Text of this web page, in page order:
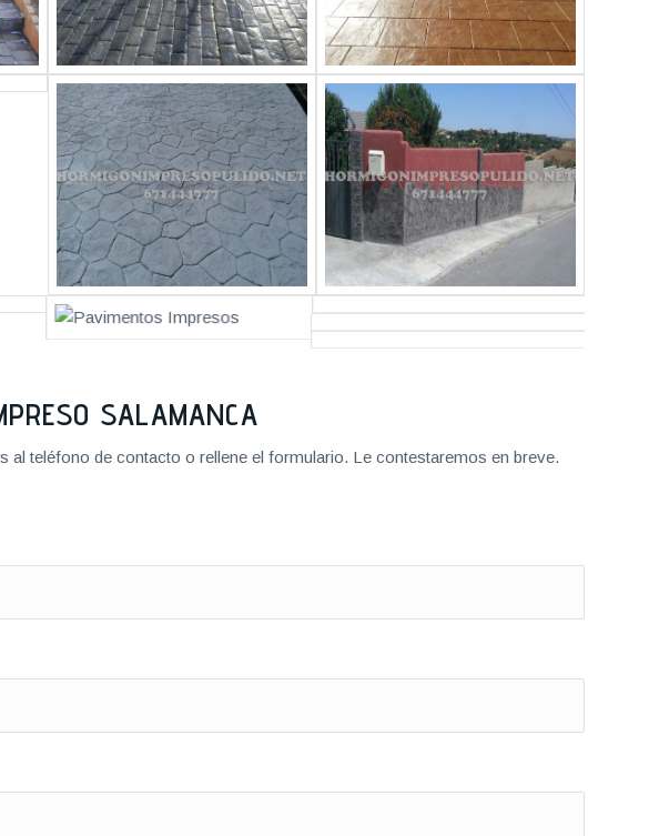
SALAMANCA
teléfono de contacto o rellene el formulario. Le contestaremos en breve.